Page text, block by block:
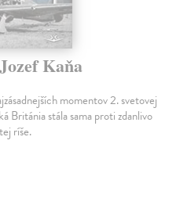
Kaňa
momentov 2. svetovej
Británia stála sama proti zdanlivo
ríše.